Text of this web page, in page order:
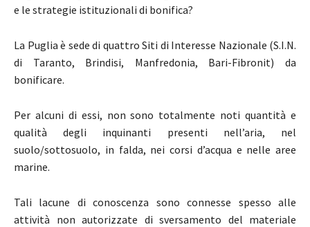
e le strategie istituzionali di bonifica?
La Puglia è sede di quattro Siti di Interesse Nazionale (S.I.N.
di Taranto, Brindisi, Manfredonia, Bari-Fibronit) da
bonificare.
Per alcuni di essi, non sono totalmente noti quantità e
qualità degli inquinanti presenti nell’aria, nel
suolo/sottosuolo, in falda, nei corsi d’acqua e nelle aree
marine.
Tali lacune di conoscenza sono connesse spesso alle
attività non autorizzate di sversamento del materiale